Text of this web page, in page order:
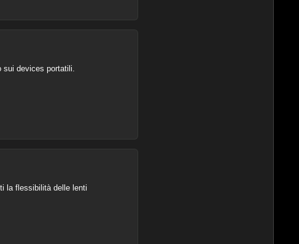
devices portatili.
la flessibilità delle lenti